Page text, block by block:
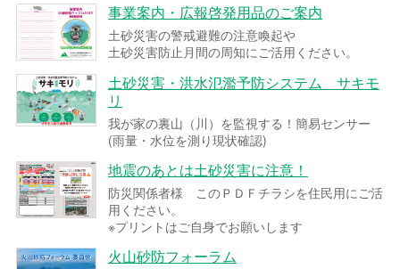
事業案内・広報啓発用品のご案内
土砂災害の警戒避難の注意喚起や
土砂災害防止月間の周知にご活用ください。
土砂災害・洪水氾濫予防システム サキモ
リ
我が家の裏山（川）を監視する！簡易センサー
(雨量・水位を測り現状確認)
地震のあとは土砂災害に注意！
防災関係者様 このＰＤＦチラシを住民用にご活
用ください。
※プリントはご自身でお願いします
火山砂防フォーラム